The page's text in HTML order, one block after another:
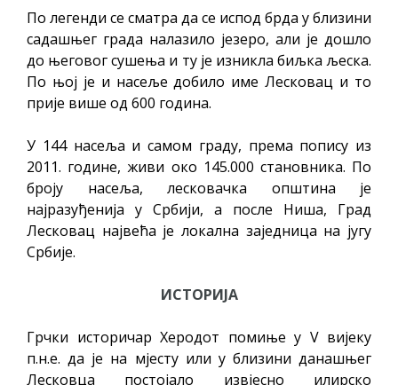
По легенди се сматра да се испод брда у близини
садашњег града налазило језеро, али је дошло
до његовог сушења и ту је изникла биљка љеска.
По њој је и насеље добило име Лесковац и то
прије више од 600 година.
У 144 насеља и самом граду, према попису из
2011. године, живи око 145.000 становника. По
броју насеља, лесковачка општина је
најразуђенија у Србији, a после Ниша, Град
Лесковац највећа је локална заједница на југу
Србије.
ИСТОРИЈА
Грчки историчар Херодот помиње у V вијеку
п.н.е. да је на мјесту или у близини данашњег
Лесковца постојало извјесно илирско